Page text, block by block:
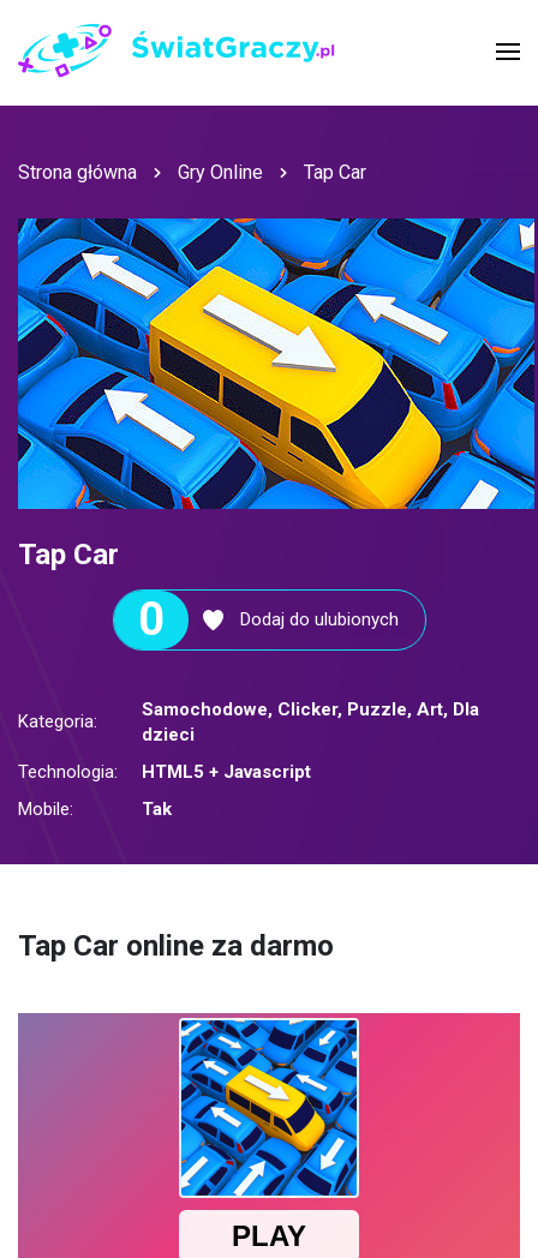
Strona główna Gry Online Tap Car
Tap Car
0 Dodaj do ulubionych
Kategoria:
Samochodowe, Clicker, Puzzle, Art, Dla
dzieci
Technologia:
HTML5 + Javascript
Mobile:
Tak
Tap Car online za darmo